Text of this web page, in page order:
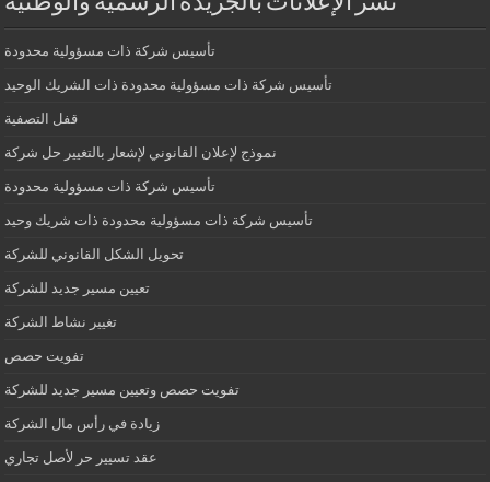
تأسيس شركة ذات مسؤولية محدودة
تأسيس شركة ذات مسؤولية محدودة ذات الشريك الوحيد
قفل التصفية
نموذج لإعلان القانوني لإشعار بالتغيير حل شركة
تأسيس شركة ذات مسؤولية محدودة
تأسيس شركة ذات مسؤولية محدودة ذات شريك وحيد
تحويل الشكل القانوني للشركة
تعيين مسير جديد للشركة
تغيير نشاط الشركة
تفويت حصص
تفويت حصص وتعيين مسير جديد للشركة
زيادة في رأس مال الشركة
عقد تسيير حر لأصل تجاري